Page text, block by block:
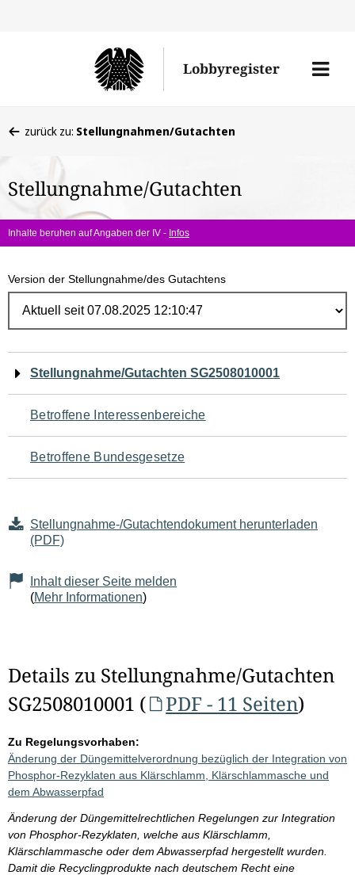
Lobbyregister
Menü
befinden
hier:
zurück zu: Stellungnahmen/Gutachten
Stellungnahme/Gutachten
Inhalte beruhen auf Angaben der IV - Infos
Version der Stellungnahme/des Gutachtens
Navigation
für
den
Seiteninhalt
Stellungnahme/Gutachten SG2508010001
Betroffene Interessenbereiche
Betroffene Bundesgesetze
Stellungnahme-/Gutachtendokument herunterladen
(PDF)
Inhalt dieser Seite melden
(Mehr Informationen)
Details zu Stellungnahme/Gutachten
SG2508010001 (
PDF - 11 Seiten)
Zu Regelungsvorhaben:
Änderung der Düngemittelverordnung bezüglich der Integration von
Phosphor-Rezyklaten aus Klärschlamm, Klärschlammasche und
dem Abwasserpfad
Änderung der Düngemittelrechtlichen Regelungen zur Integration
von Phosphor-Rezyklaten, welche aus Klärschlamm,
Klärschlammasche oder dem Abwasserpfad hergestellt wurden.
Damit die Recyclingprodukte nach deutschem Recht eine